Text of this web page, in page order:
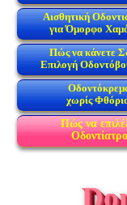
Αισθητική
για Όμορφο
Πώς να κάνετε
Επιλογή
χωρίς
Πώς να
Οδοντίατρο